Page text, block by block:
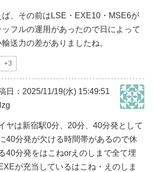
ば、その前はLSE・EXE10・MSE6が
ッフルの運用があったので日によって
送力の差がありましたね。
+3
日：2025/11/19(水) 15:49:51
ヤは新宿駅0分、20分、40分発として
40分発が欠ける時間帯があるので休
40分発をはこねorえのしまで全て埋
が充当しているはこね・えのしま